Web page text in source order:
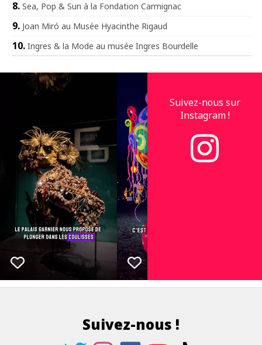
Sea, Pop & Sun à la Fondation Carmignac
Joan Miró au Musée Hyacinthe Rigaud
Ingres & la Mode au musée Ingres Bourdelle
Suivez-nous sur
Instagram !
Suivez-nous !